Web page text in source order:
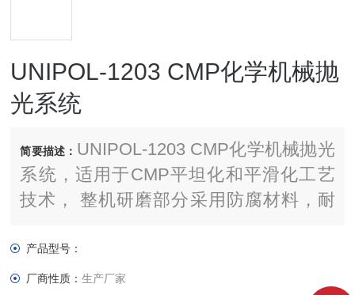
UNIPOL-1203 CMP化学机械抛
光系统
简要描述： UNIPOL-1203 CMP化学机械抛光
系统，适用于CMP平坦化和平滑化工艺
技术， 整机研磨部分采用防腐材料，耐
制仪，全自动触摸屏面板，从加工性能和
速度上同时满足晶圆等面型加工的需求。
产品型号：
厂商性质：生产厂家